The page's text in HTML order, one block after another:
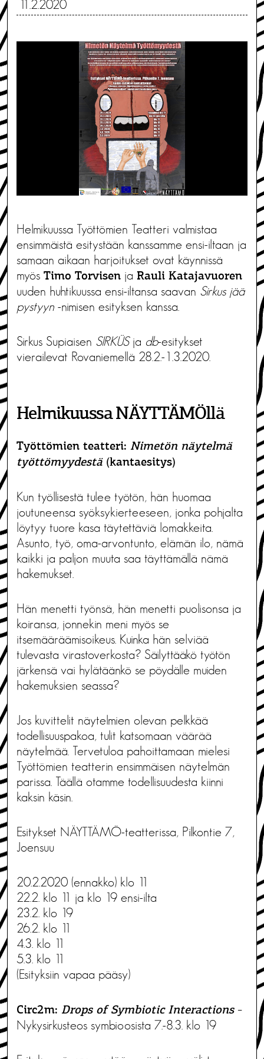
11.2.2020
Helmikuussa Työttömien Teatteri valmistaa
ensimmäistä esitystään kanssamme ensi-iltaan ja
samaan aikaan harjoitukset ovat käynnissä
myös Timo Torvisen ja Rauli Katajavuoren
uuden huhtikuussa ensi-iltansa saavan Sirkus jää
pystyyn -nimisen esityksen kanssa.
Sirkus Supiaisen SIRKÜSja db-esitykset
vierailevat Rovaniemellä 28.2.-1.3.2020.
Helmikuussa NÄYTTÄMÖllä
Työttömien teatteri: Nimetön näytelmä
työttömyydestä(kantaesitys)
Kun työllisestä tulee työtön, hän huomaa
joutuneensa syöksykierteeseen, jonka pohjalta
löytyy tuore kasa täytettäviä lomakkeita.
Asunto, työ, oma-arvontunto, elämän ilo, nämä
kaikki ja paljon muuta saa täyttämällä nämä
hakemukset.
Hän menetti työnsä, hän menetti puolisonsa ja
koiransa, jonnekin meni myös se
itsemääräämisoikeus. Kuinka hän selviää
tulevasta virastoverkosta? Säilyttääkö työtön
järkensä vai hylätäänkö se pöydälle muiden
hakemuksien seassa?
Jos kuvittelit näytelmien olevan pelkkää
todellisuuspakoa, tulit katsomaan väärää
näytelmää. Tervetuloa pahoittamaan mielesi
Työttömien teatterin ensimmäisen näytelmän
parissa. Täällä otamme todellisuudesta kiinni
kaksin käsin.
Esitykset NÄYTTÄMÖ-teatterissa, Pilkontie 7,
Joensuu
20.2.2020 (ennakko) klo 11
22.2. klo 11 ja klo 19 ensi-ilta
23.2. klo 19
26.2. klo 11
4.3. klo 11
5.3. klo 11
(Esityksiin vapaa pääsy)
Circ2m: Drops of Symbiotic Interactions–
Nykysirkusteos symbioosista 7.-8.3. klo 19